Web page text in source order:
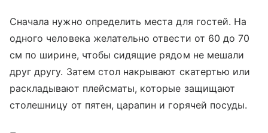
Сначала нужно определить места для гостей. На
одного человека желательно отвести от 60 до 70
см по ширине, чтобы сидящие рядом не мешали
друг другу. Затем стол накрывают скатертью или
раскладывают плейсматы, которые защищают
столешницу от пятен, царапин и горячей посуды.